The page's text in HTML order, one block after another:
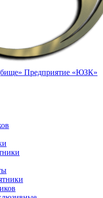
Предприятие «ЮЗК»